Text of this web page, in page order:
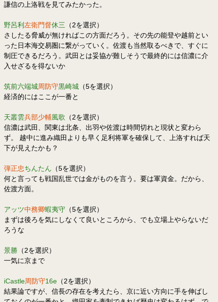
謙信の上洛戦を見てみたかった。
野呂利 左衛門督休三 （2を選択）
さしたる脅威が無ければこの方面だろう。その先の能登や越前とい
った日本海交易圏に繋がっていく。佐渡も当然取るべきで、すぐに
制圧できるだろう。武田とは妥協が難しそうで最終的には信濃に介
入せざるを得ないか
筑前六端城周防守黒崎城 （5を選択）
経済的にはここが一番と
天叢雲兵部少輔風歌 （2を選択）
信濃は武田、関東は北条、出羽や佐渡は時間切れと現状と変わら
ず。 越中に進み織田よりも早く足利将軍を確保して、上洛すれば天
下が見えたかも？
弾正忠ちんたん （5を選択）
何と言っても戦国乱世では金がものを言う。要は軍資金。だから、
佐渡方面。
アッツ中務卿蝦夷守 （5を選択）
まずは後ろを気にしなくて良いところから、でも立場上やらないだ
ろうな
景勝 （2を選択）
一気に京まで
iCastle周防守16e （2を選択）
結果論ですが、信長の存在を考えたら、京に近い方向に手を伸ばし